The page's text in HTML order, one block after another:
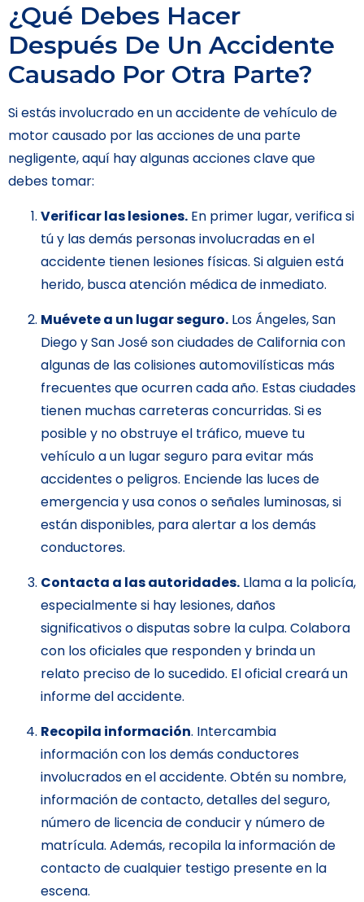
¿Qué Debes Hacer
Después De Un Accidente
Causado Por Otra Parte?
Si estás involucrado en un accidente de vehículo de
motor causado por las acciones de una parte
negligente, aquí hay algunas acciones clave que
debes tomar:
Verificar las lesiones. En primer lugar, verifica si
tú y las demás personas involucradas en el
accidente tienen lesiones físicas. Si alguien está
herido, busca atención médica de inmediato.
Muévete a un lugar seguro. Los Ángeles, San
Diego y San José son ciudades de California con
algunas de las colisiones automovilísticas más
frecuentes que ocurren cada año. Estas ciudades
tienen muchas carreteras concurridas. Si es
posible y no obstruye el tráfico, mueve tu
vehículo a un lugar seguro para evitar más
accidentes o peligros. Enciende las luces de
emergencia y usa conos o señales luminosas, si
están disponibles, para alertar a los demás
conductores.
Contacta a las autoridades. Llama a la policía,
especialmente si hay lesiones, daños
significativos o disputas sobre la culpa. Colabora
con los oficiales que responden y brinda un
relato preciso de lo sucedido. El oficial creará un
informe del accidente.
Recopila información. Intercambia
información con los demás conductores
involucrados en el accidente. Obtén su nombre,
información de contacto, detalles del seguro,
número de licencia de conducir y número de
matrícula. Además, recopila la información de
contacto de cualquier testigo presente en la
escena.